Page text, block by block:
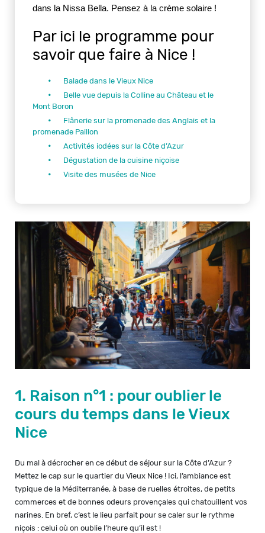
dans la Nissa Bella. Pensez à la crème solaire !
Par ici le programme pour
savoir que faire à Nice !
Balade dans le Vieux Nice
Belle vue depuis la Colline au Château et le
Mont Boron
Flânerie sur la promenade des Anglais et la
promenade Paillon
Activités iodées sur la Côte d’Azur
Dégustation de la cuisine niçoise
Visite des musées de Nice
1. Raison n°1 : pour oublier le
cours du temps dans le Vieux
Nice
Du mal à décrocher en ce début de séjour sur la Côte d’Azur ?
Mettez le cap sur le quartier du Vieux Nice ! Ici, l’ambiance est
typique de la Méditerranée, à base de ruelles étroites, de petits
commerces et de bonnes odeurs provençales qui chatouillent vos
narines. En bref, c’est le lieu parfait pour se caler sur le rythme
niçois : celui où on oublie l’heure qu’il est !